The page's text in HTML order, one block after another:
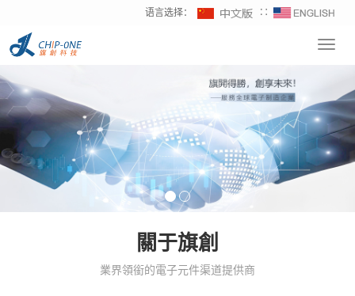
语言选择： ∷
關于旗創
業界領銜的電子元件渠道提供商